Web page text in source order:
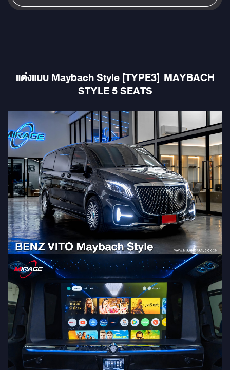
แต่งแบบ Maybach Style [TYPE3] MAYBACH
STYLE 5 SEATS